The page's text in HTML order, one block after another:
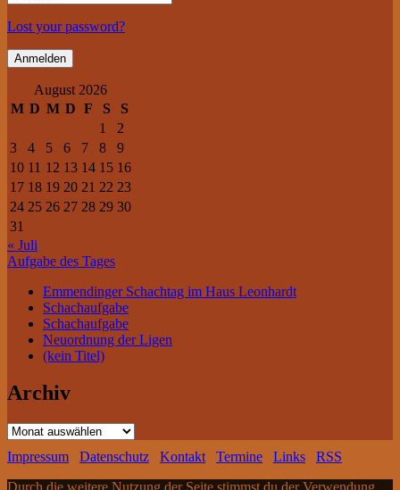
Lost your password?
August 2026
M D M D F S
S
1
2
3
4 5 6 7 8
9
10 11 12 13 14 15 16
17 18 19 20 21 22 23
24 25 26 27 28 29 30
31
« Juli
Aufgabe des Tages
Emmendinger Schachtag im Haus Leonhardt
Schachaufgabe
Schachaufgabe
Neuordnung der Ligen
(kein Titel)
Archiv
Archiv
Impressum
Datenschutz Kontakt Termine Links
RSS